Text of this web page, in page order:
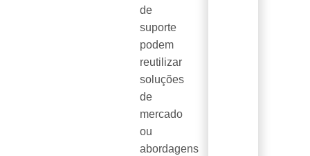
de
suporte
podem
reutilizar
soluções
de
mercado
ou
abordagens